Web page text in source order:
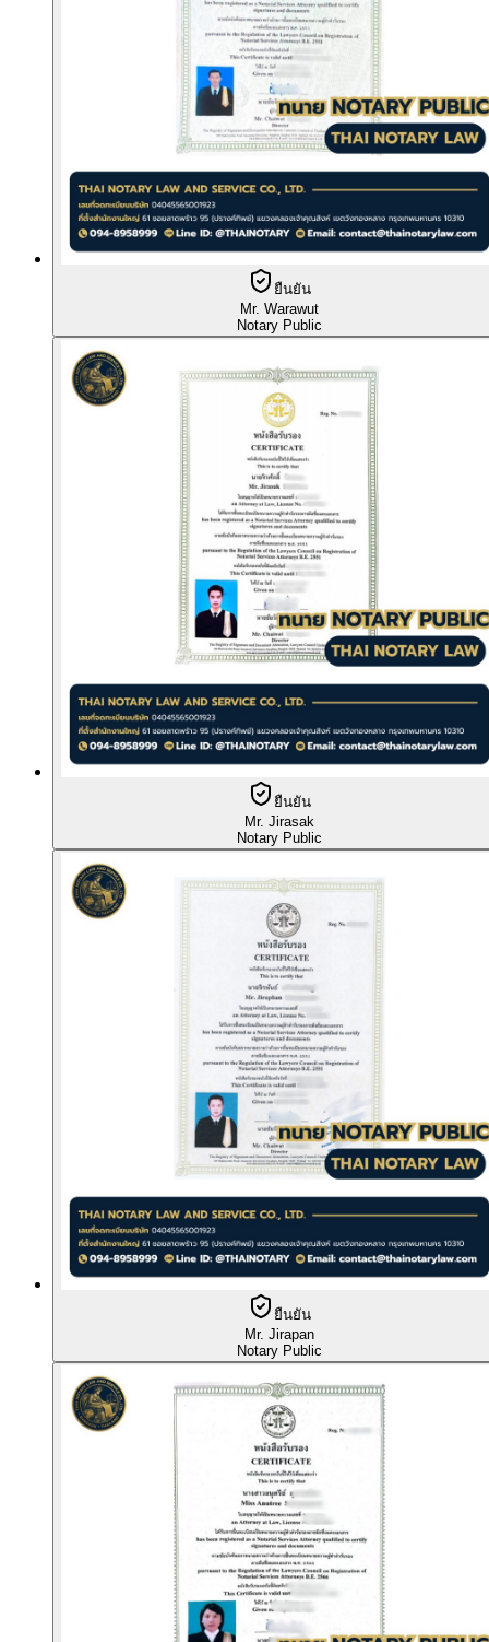
ยืนยัน
Mr. Warawut
Notary Public
ยืนยัน
Mr. Jirasak
Notary Public
ยืนยัน
Mr. Jirapan
Notary Public